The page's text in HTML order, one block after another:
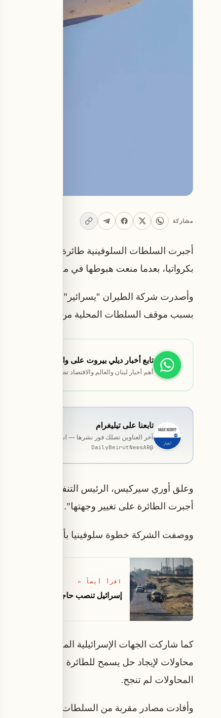
مشاركة
أجبرت السلطات السلوفينية طائرة ركاب
بكرواتيا، بعدما منعت هبوطها في مطار العاصمة
وأصدرت شركة الطيران "يسرائير"، التي تنتمي
بسبب موقف السلطات المحلية من سياسة الحكومة
تابع أخبار ديلي بيروت على واتساب
أهم أخبار لبنان والعالم والاقتصاد تصلك مباشرة.
تابعنا على تيليغرام
آخر العناوين تصلك فور نشرها — انضمّ إلى قناة المخصّصة
@
DailyBeirutNewsAR
وعلق أوري سيركيس، الرئيس التنفيذي لشركة
أجبرت الطائرة على تغيير وجهتها".
ووصفت الشركة خطوة سلوفينيا بأنها "انتهاك
اقرأ أيضاً ←
إسرائيل تنصب حاجزًا عسكريًا في ريف
كما شاركت الجهات الإسرائيلية المختصة، بما في
محاولات لإيجاد حل يسمح للطائرة بالهبوط في
المحاولات لم تنجح.
وأفادت مصادر مقربة من السلطات السلوفينية